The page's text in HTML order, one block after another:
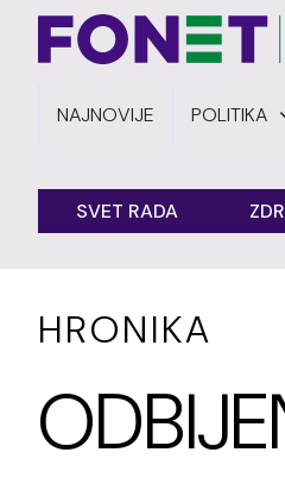
NAJNOVIJE POLITIKA
SVET RADA
HRONIKA